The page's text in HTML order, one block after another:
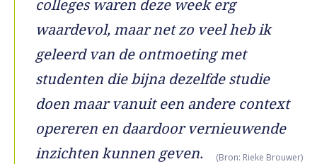
colleges waren deze week erg
waardevol, maar net zo veel heb ik
geleerd van de ontmoeting met
studenten die bijna dezelfde studie
doen maar vanuit een andere context
opereren en daardoor vernieuwende
inzichten kunnen geven.
(Bron: Rieke Brouwer)